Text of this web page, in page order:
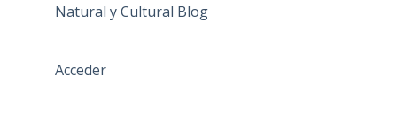
Natural y Cultural Blog
Acceder